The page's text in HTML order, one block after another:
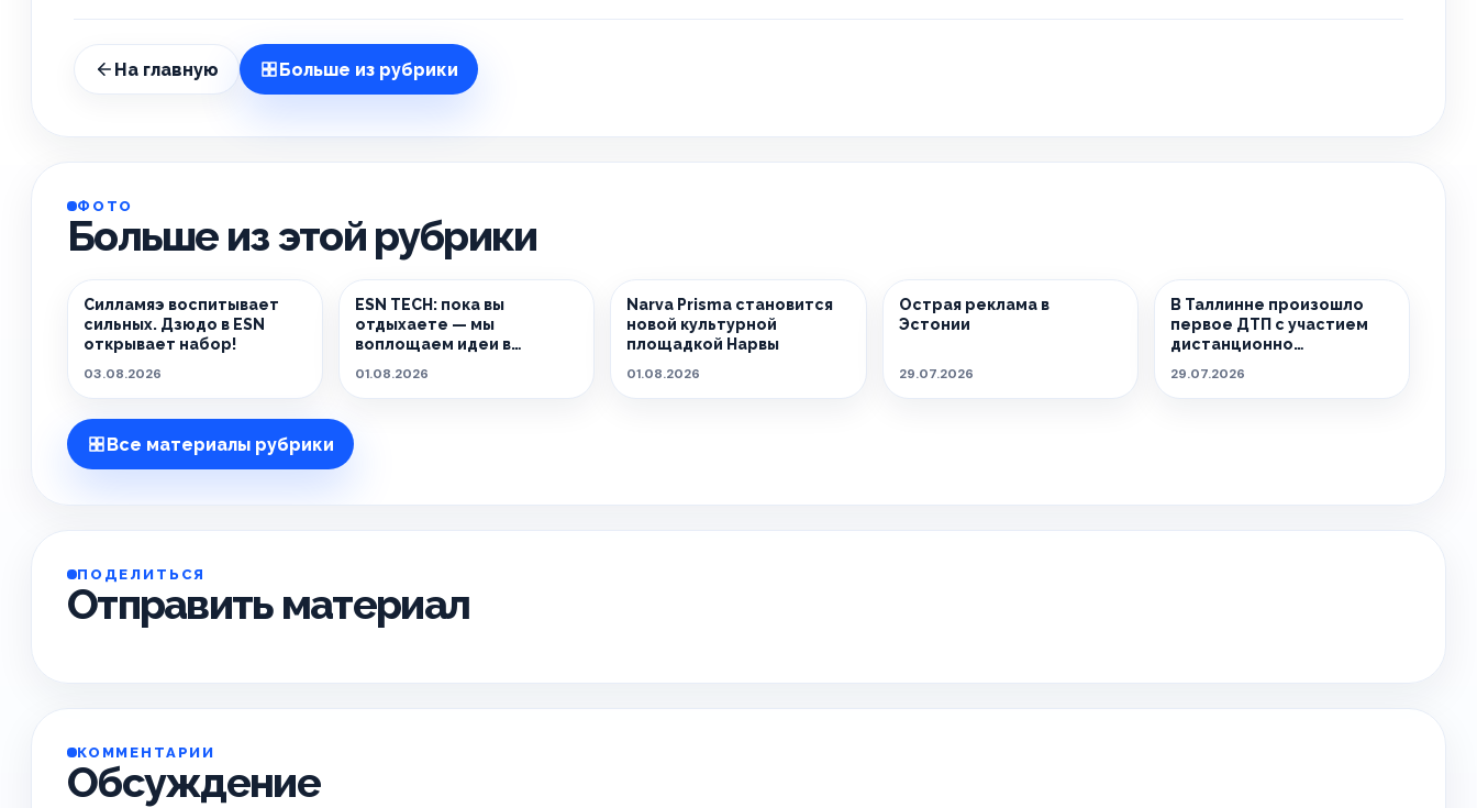
На главную Больше из рубрики
ФОТО
Больше из этой рубрики
Силламяэ воспитывает
сильных. Дзюдо в ESN
открывает набор!
03.08.2026
ESN TECH: пока вы
отдыхаете — мы
воплощаем идеи в
01.08.2026
Narva Prisma становится
новой культурной
площадкой Нарвы
01.08.2026
Острая реклама в
Эстонии
29.07.2026
В Таллинне произошло
первое ДТП с участием
дистанционно
29.07.2026
Все материалы рубрики
ПОДЕЛИТЬСЯ
Отправить материал
КОММЕНТАРИИ
Обсуждение